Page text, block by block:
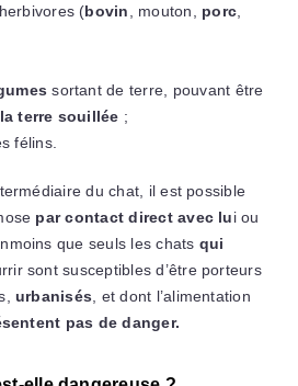
(bovin , mouton, porc
sortant de terre, pouvant être
la terre souillée ;
félins.
du chat, il est possible
par contact direct avec lui ou
que seuls les chats qui
sont susceptibles d’être porteurs
urbanisés , et dont l’alimentation
pas de danger.